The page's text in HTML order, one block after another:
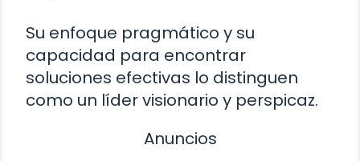
Su enfoque pragmático y su
capacidad para encontrar
soluciones efectivas lo distinguen
como un líder visionario y perspicaz.
Anuncios